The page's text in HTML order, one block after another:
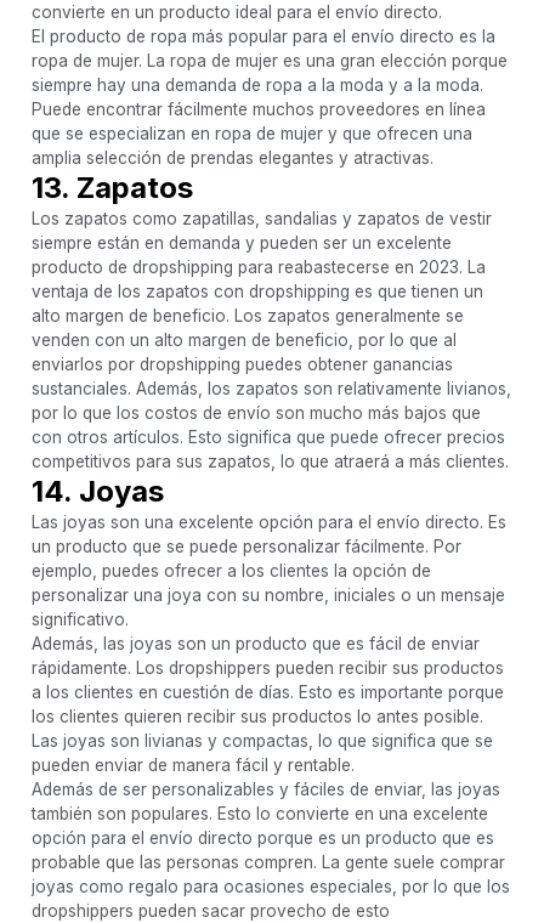
convierte en un producto ideal para el envío directo.
El producto de ropa más popular para el envío directo es la
ropa de mujer. La ropa de mujer es una gran elección porque
siempre hay una demanda de ropa a la moda y a la moda.
Puede encontrar fácilmente muchos proveedores en línea
que se especializan en ropa de mujer y que ofrecen una
amplia selección de prendas elegantes y atractivas.
13. Zapatos
Los zapatos como zapatillas, sandalias y zapatos de vestir
siempre están en demanda y pueden ser un excelente
producto de dropshipping para reabastecerse en 2023. La
ventaja de los zapatos con dropshipping es que tienen un
alto margen de beneficio. Los zapatos generalmente se
venden con un alto margen de beneficio, por lo que al
enviarlos por dropshipping puedes obtener ganancias
sustanciales. Además, los zapatos son relativamente livianos,
por lo que los costos de envío son mucho más bajos que
con otros artículos. Esto significa que puede ofrecer precios
competitivos para sus zapatos, lo que atraerá a más clientes.
14. Joyas
Las joyas son una excelente opción para el envío directo. Es
un producto que se puede personalizar fácilmente. Por
ejemplo, puedes ofrecer a los clientes la opción de
personalizar una joya con su nombre, iniciales o un mensaje
significativo.
Además, las joyas son un producto que es fácil de enviar
rápidamente. Los dropshippers pueden recibir sus productos
a los clientes en cuestión de días. Esto es importante porque
los clientes quieren recibir sus productos lo antes posible.
Las joyas son livianas y compactas, lo que significa que se
pueden enviar de manera fácil y rentable.
Además de ser personalizables y fáciles de enviar, las joyas
también son populares. Esto lo convierte en una excelente
opción para el envío directo porque es un producto que es
probable que las personas compren. La gente suele comprar
joyas como regalo para ocasiones especiales, por lo que los
dropshippers pueden sacar provecho de esto